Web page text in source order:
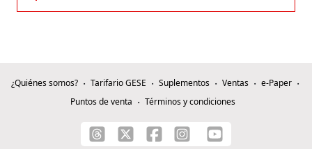
¿Quiénes somos? Tarifario GESE Suplementos Ventas
e-Paper
Puntos de venta
Términos y condiciones